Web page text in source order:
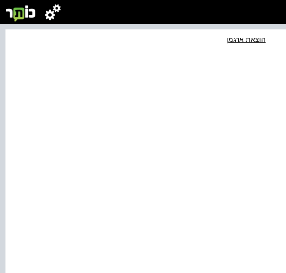
הוצאת ארגמן